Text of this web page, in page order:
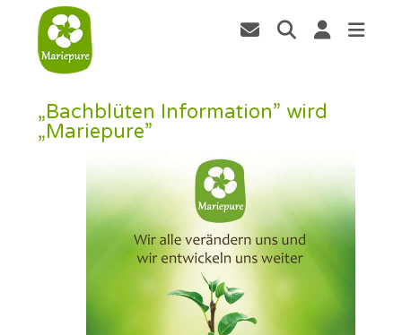
„Bachblüten Information” wird
„Mariepure”